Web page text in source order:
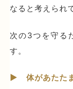
なると考えられ
次の3つを守る
す。
▶ 体があたた